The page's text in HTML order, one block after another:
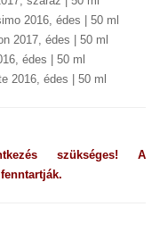
2016, édes | 50 ml
2017, édes | 50 ml
édes | 50 ml
2016, édes | 50 ml
szükséges! A